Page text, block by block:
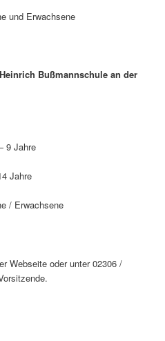
und Erwachsene
Bußmannschule an der
9 Jahre
Jahre
/ Erwachsene
Webseite oder unter 02306 /